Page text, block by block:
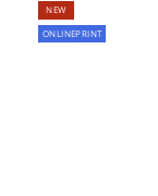
NEW
ONLINEPRINT